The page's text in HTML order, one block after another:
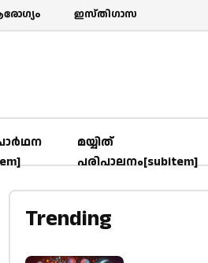
ഇസ്തിഗാസ
മയ്യിത്
പരിപാലനം[subitem]
Trending